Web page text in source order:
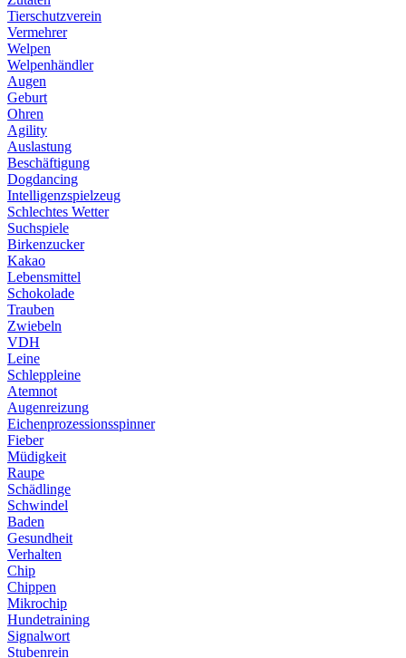
Tierschutzverein
Vermehrer
Welpen
Welpenhändler
Augen
Geburt
Ohren
Agility
Auslastung
Beschäftigung
Dogdancing
Intelligenzspielzeug
Schlechtes Wetter
Suchspiele
Birkenzucker
Kakao
Lebensmittel
Schokolade
Trauben
Zwiebeln
VDH
Leine
Schleppleine
Atemnot
Augenreizung
Eichenprozessionsspinner
Fieber
Müdigkeit
Raupe
Schädlinge
Schwindel
Baden
Gesundheit
Verhalten
Chip
Chippen
Mikrochip
Hundetraining
Signalwort
Stubenrein